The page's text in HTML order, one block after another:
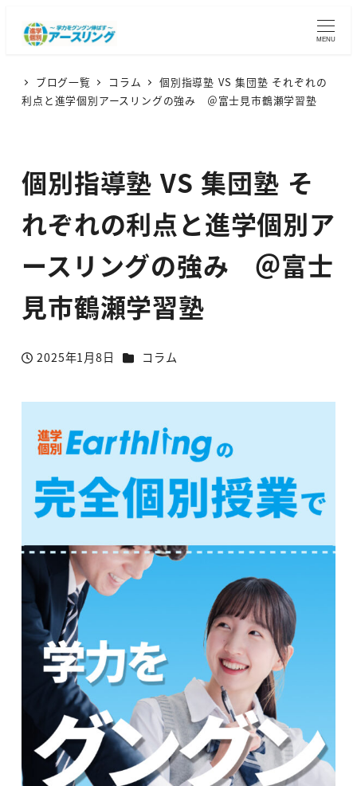
MENU
ブログ一覧 コラム
個別指導塾 VS 集団塾 それぞれの
利点と進学個別アースリングの強み ＠富士見市鶴瀬学習塾
個別指導塾 VS 集団塾 そ
れぞれの利点と進学個別ア
ースリングの強み ＠富士
見市鶴瀬学習塾
投稿日
2025年1月8日 カテゴリー
コラム